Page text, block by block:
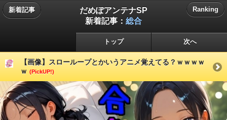
新着記事
だめぽアンテナSP
新着記事： 総合
Ranking
トップ 次へ
【画像】スローループとかいうアニメ覚えてる？ｗｗｗｗ
ｗ (PickUP!)